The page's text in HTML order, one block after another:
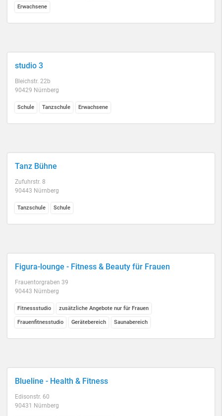
Erwachsene
studio 3
Bleichstr. 22b
90429 Nürnberg
Schule Tanzschule Erwachsene
Tanz Bühne
Zufuhrstr. 8
90443 Nürnberg
Tanzschule Schule
Figura-lounge - Fitness & Beauty für Frauen
Frauentorgraben 39
90443 Nürnberg
Fitnessstudio zusätzliche Angebote nur für Frauen
Frauenfitnesstudio Gerätebereich Saunabereich
Blueline - Health & Fitness
Edisonstr. 60
90431 Nürnberg